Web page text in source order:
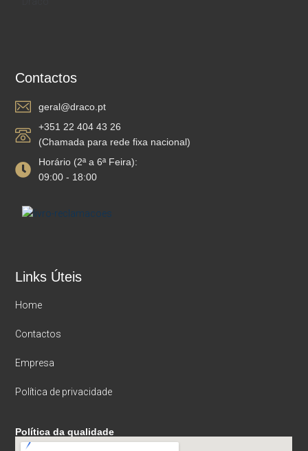
Contactos
geral@draco.pt
+351 22 404 43 26
(Chamada para rede fixa nacional)
Horário (2ª a 6ª Feira):
09:00 - 18:00
Links Úteis
Home
Contactos
Empresa
Política de privacidade
Política da qualidade